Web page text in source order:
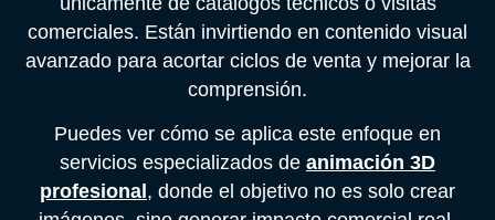
comerciales. Están invirtiendo en contenido visual
avanzado para acortar ciclos de venta y mejorar la
comprensión.
Puedes ver cómo se aplica este enfoque en
servicios especializados de animación 3D
profesional , donde el objetivo no es solo crear